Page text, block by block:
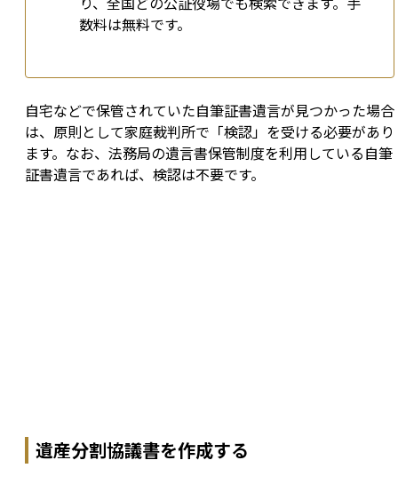
数料は無料です。
自宅などで保管されていた自筆証書遺言が見つかった場合
は、原則として家庭裁判所で「検認」を受ける必要があり
ます。なお、法務局の遺言書保管制度を利用している自筆
証書遺言であれば、検認は不要です。
遺産分割協議書を作成する